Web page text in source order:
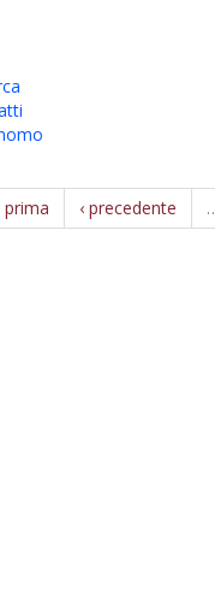
prima ‹ precedente